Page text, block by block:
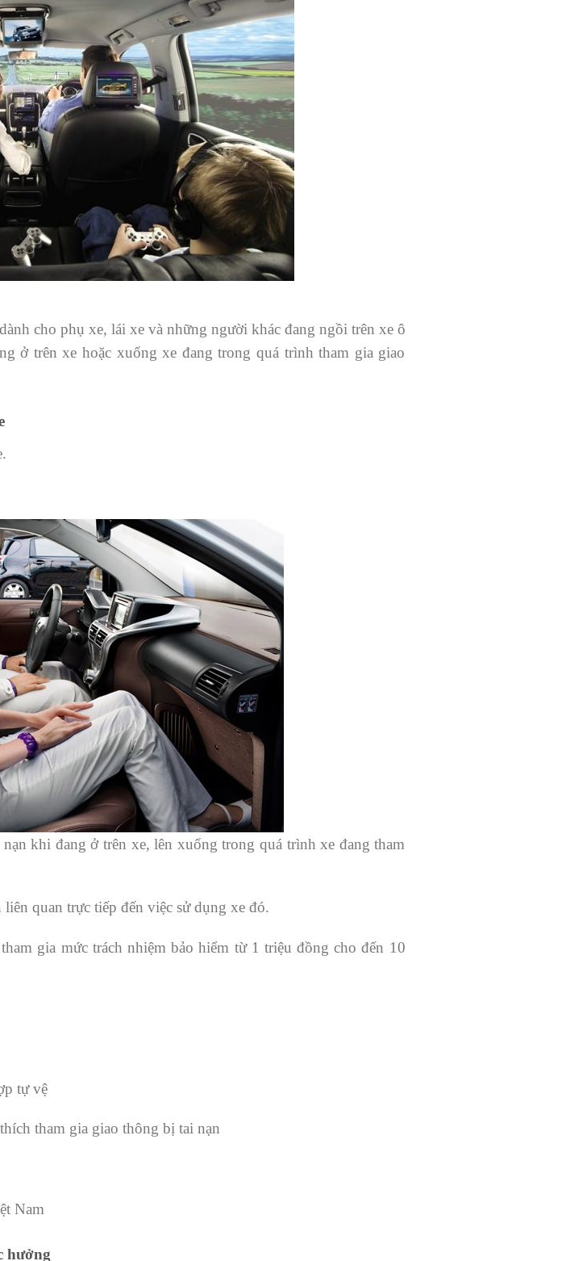
cho phụ xe, lái xe và những người khác đang ngồi trên xe ô
ở trên xe hoặc xuống xe đang trong quá trình tham gia giao
khi đang ở trên xe, lên xuống trong quá trình xe đang tham
quan trực tiếp đến việc sử dụng xe đó.
gia mức trách nhiệm bảo hiểm từ 1 triệu đồng cho đến 10
tự vệ
tham gia giao thông bị tai nạn
Nam
hưởng